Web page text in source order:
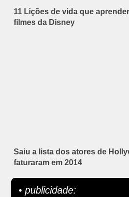
11 Lições de vida que
filmes da Disney
Saiu a lista dos atores de
faturaram em 2014
• publicidade: